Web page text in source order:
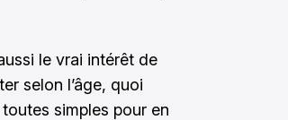
le vrai intérêt de
selon l’âge, quoi
simples pour en